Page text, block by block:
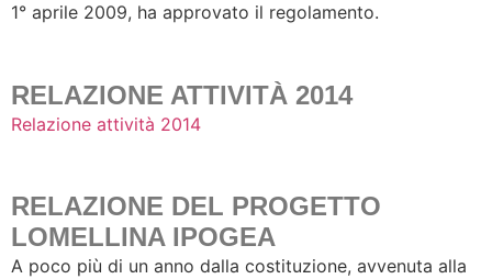
1° aprile 2009, ha approvato il regolamento.
RELAZIONE ATTIVITÀ 2014
Relazione attività 2014
RELAZIONE DEL PROGETTO
LOMELLINA IPOGEA
A poco più di un anno dalla costituzione, avvenuta alla